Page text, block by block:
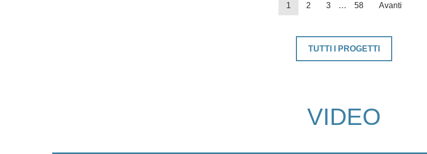
1 2 3 … 58 Avanti
TUTTI I PROGETTI
VIDEO